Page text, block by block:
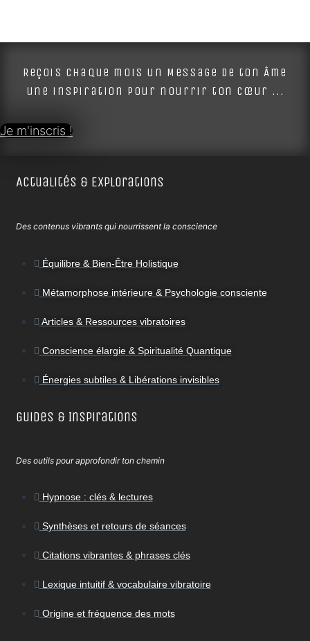
Reçois chaque mois un Message de ton Âme
une inspiration pour nourrir ton cœur ...
Je m'inscris !
Actualités & Explorations
Des contenus vibrants qui nourrissent la conscience
Équilibre & Bien-Être Holistique
Métamorphose intérieure & Psychologie consciente
Articles & Ressources vibratoires
Conscience élargie & Spiritualité Quantique
Énergies subtiles & Libérations invisibles
Guides & Inspirations
Des outils pour approfondir ton chemin
Hypnose : clés & lectures
Synthèses et retours de séances
Citations vibrantes & phrases clés
Lexique intuitif & vocabulaire vibratoire
Origine et fréquence des mots